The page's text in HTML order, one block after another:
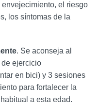
el riesgo
los síntomas de la
. Se aconseja al
de ejercicio
en bici) y 3 sesiones
para fortalecer la
a esta edad.